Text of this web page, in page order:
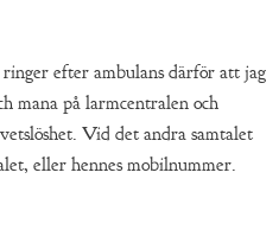
efter ambulans därför att jag
mana på larmcentralen och
Vid det andra samtalet
eller hennes mobilnummer.